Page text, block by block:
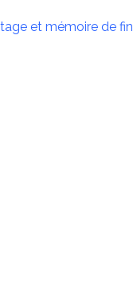
et mémoire de fin